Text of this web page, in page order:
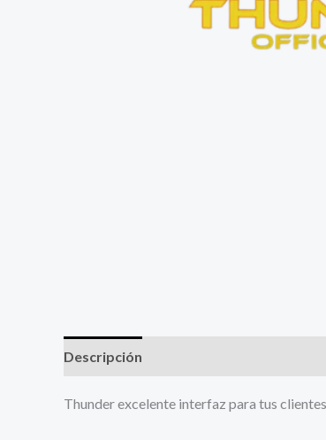
Descripción
Thunder excelente interfaz para tus